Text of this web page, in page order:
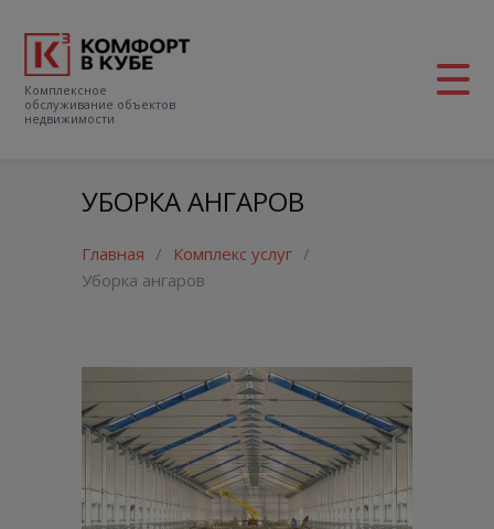
Комплексное
обслуживание объектов
недвижимости
УБОРКА АНГАРОВ
Главная / Комплекс услуг /
Уборка ангаров